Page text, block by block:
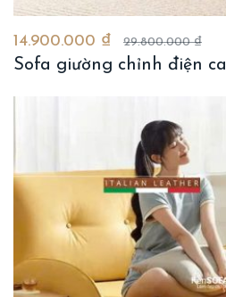
14.900.000 ₫ 29.800.000 ₫
Sofa giường chỉnh điện